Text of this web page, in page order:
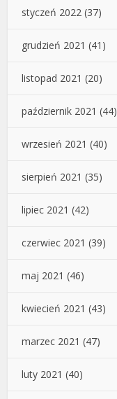
styczeń 2022 (37)
grudzień 2021 (41)
listopad 2021 (20)
październik 2021 (44)
wrzesień 2021 (40)
sierpień 2021 (35)
lipiec 2021 (42)
czerwiec 2021 (39)
maj 2021 (46)
kwiecień 2021 (43)
marzec 2021 (47)
luty 2021 (40)